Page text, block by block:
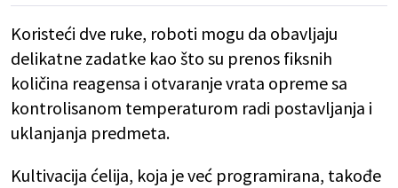
Koristeći dve ruke, roboti mogu da obavljaju
delikatne zadatke kao što su prenos fiksnih
količina reagensa i otvaranje vrata opreme sa
kontrolisanom temperaturom radi postavljanja i
uklanjanja predmeta.
Kultivacija ćelija, koja je već programirana, takođe